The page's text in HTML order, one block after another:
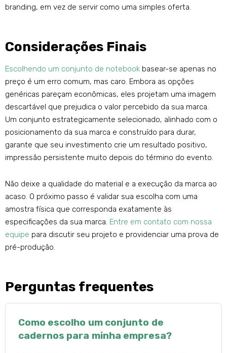
branding, em vez de servir como uma simples oferta.
Considerações Finais
Escolhendo um conjunto de notebook basear-se apenas no
preço é um erro comum, mas caro. Embora as opções
genéricas pareçam econômicas, eles projetam uma imagem
descartável que prejudica o valor percebido da sua marca.
Um conjunto estrategicamente selecionado, alinhado com o
posicionamento da sua marca e construído para durar,
garante que seu investimento crie um resultado positivo,
impressão persistente muito depois do término do evento.
Não deixe a qualidade do material e a execução da marca ao
acaso. O próximo passo é validar sua escolha com uma
amostra física que corresponda exatamente às
especificações da sua marca. Entre em contato com nossa
equipe para discutir seu projeto e providenciar uma prova de
pré-produção.
Perguntas frequentes
Como escolho um conjunto de
cadernos para minha empresa?